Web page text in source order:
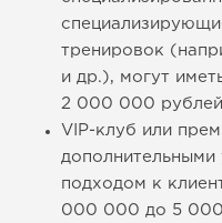
тренировок
и др.), могут
2 000 000
VIP-клуб или
дополнительными
подходом к
000 000 до 5